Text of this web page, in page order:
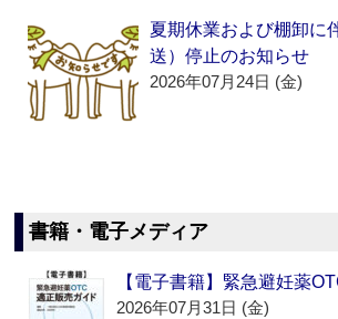
夏期休業および棚卸に
送）停止のお知らせ
2026年07月24日 (金)
書籍・電子メディア
【電子書籍】緊急避妊薬
2026年07月31日 (金)